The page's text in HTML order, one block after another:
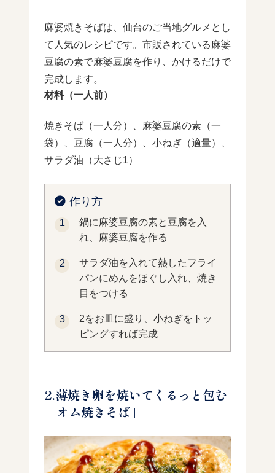
麻婆焼きそばは、仙台のご当地グルメとし
て人気のレシピです。市販されている麻婆
豆腐の素で麻婆豆腐を作り、かけるだけで
完成します。
材料（一人前）
焼きそば（一人分）、麻婆豆腐の素（一
袋）、豆腐（一人分）、小ねぎ（適量）、
サラダ油（大さじ1）
作り方
鍋に麻婆豆腐の素と豆腐を入
れ、麻婆豆腐を作る
サラダ油を入れて熱したフライ
パンにめんをほぐし入れ、焼き
目をつける
2をお皿に盛り、小ねぎをトッ
ピングすれば完成
2.薄焼き卵を焼いてくるっと包む
「オム焼きそば」